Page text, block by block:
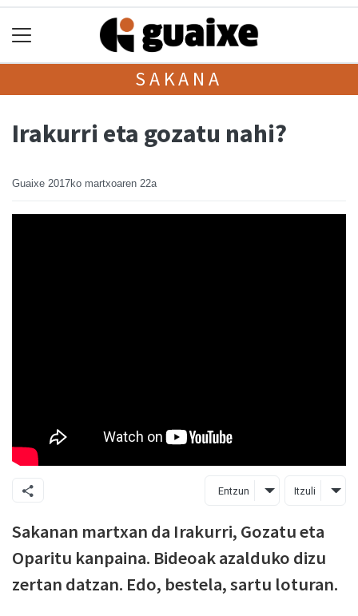
SAKANA
Irakurri eta gozatu nahi?
Guaixe 2017ko martxoaren 22a
Entzun Itzuli
Sakanan martxan da Irakurri, Gozatu eta
Oparitu kanpaina. Bideoak azalduko dizu
zertan datzan. Edo, bestela, sartu loturan.